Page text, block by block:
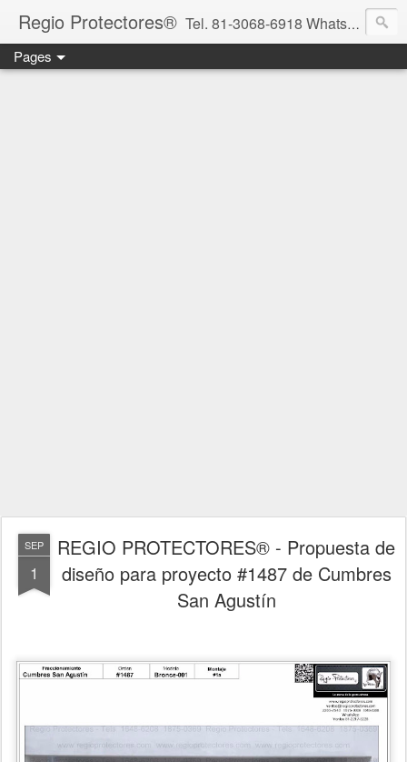
Regio Protectores® Tel. 81-3068-6918 WhatsApp 81-2636-2823 / 33-1145-3780 cotizacionregioprotectores@gmail.com / regioprotectores@gmail.com https://www.facebook.com/RegioProtectores/
Pages
SEP
1
REGIO PROTECTORES® - Propuesta de
diseño para proyecto #1487 de Cumbres
San Agustín